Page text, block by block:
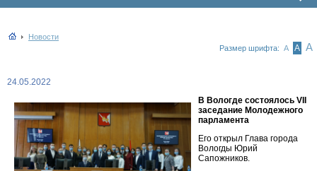
Новости
Размер шрифта: А А А
24.05.2022
В Вологде состоялось VII
заседание Молодежного
парламента
Его открыл Глава города
Вологды Юрий
Сапожников.